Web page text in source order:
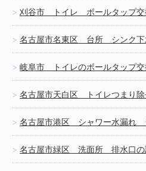
刈谷市 トイレ ボールタップ交
名古屋市名東区 台所 シンク下
岐阜市 トイレのボールタップ交
名古屋市天白区 トイレつまり
名古屋市港区 シャワー水漏れ
名古屋市緑区 洗面所 排水口の